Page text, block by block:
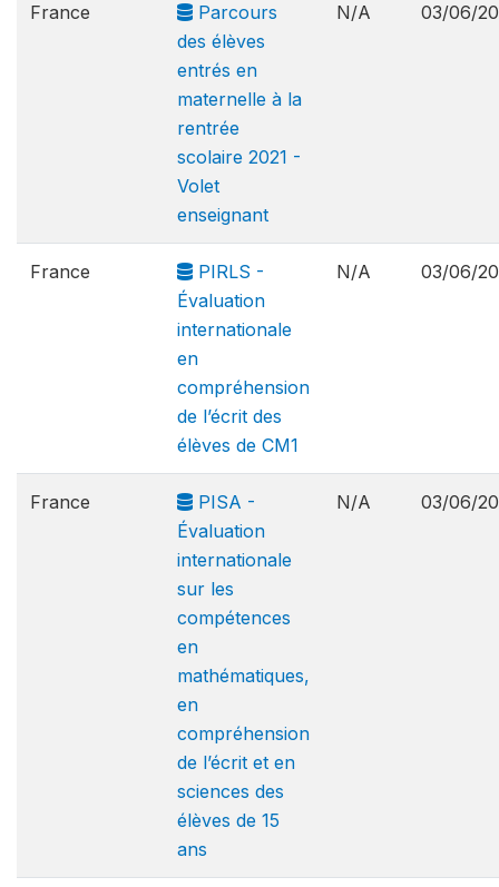
France
Parcours
des élèves
entrés en
maternelle à la
rentrée
scolaire 2021 -
Volet
enseignant
N/A 03/06/
France
PIRLS -
Évaluation
internationale
en
compréhension
de l’écrit des
élèves de CM1
N/A 03/06/
France
PISA -
Évaluation
internationale
sur les
compétences
en
mathématiques,
en
compréhension
de l’écrit et en
sciences des
élèves de 15
ans
N/A 03/06/